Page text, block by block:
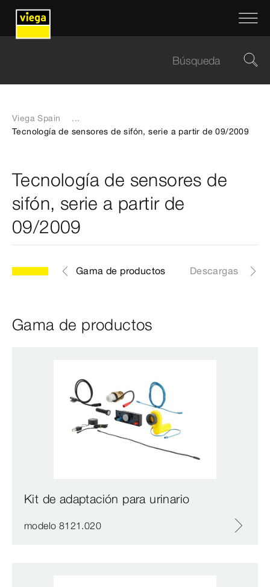
Viega Spain
...
Tecnología de sensores de sifón, serie a partir de 09/2009
Tecnología de sensores de
sifón, serie a partir de
09/2009
Gama de productos Descargas
Gama de productos
Kit de adaptación para urinario
modelo 8121.020